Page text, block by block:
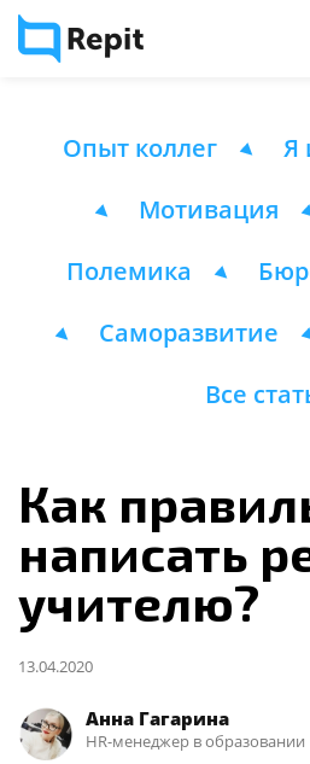
Опыт коллег
Я
Мотивация
Полемика
Саморазвитие
Все
Как
написать
учителю?
13.04.2020
Анна Гагарина
HR-менеджер в образовании